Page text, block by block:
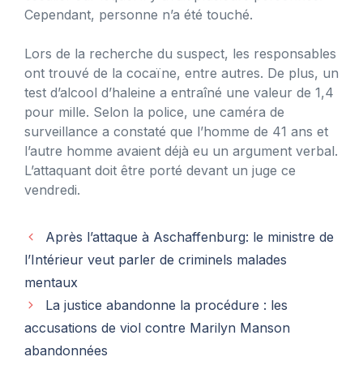
Cependant, personne n’a été touché.
Lors de la recherche du suspect, les responsables
ont trouvé de la cocaïne, entre autres. De plus, un
test d’alcool d’haleine a entraîné une valeur de 1,4
pour mille. Selon la police, une caméra de
surveillance a constaté que l’homme de 41 ans et
l’autre homme avaient déjà eu un argument verbal.
L’attaquant doit être porté devant un juge ce
vendredi.
Après l’attaque à Aschaffenburg: le ministre de
l’Intérieur veut parler de criminels malades
mentaux
La justice abandonne la procédure : les
accusations de viol contre Marilyn Manson
abandonnées